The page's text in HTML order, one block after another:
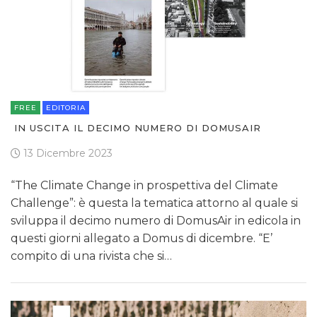
FREE EDITORIA
IN USCITA IL DECIMO NUMERO DI DOMUSAIR
13 Dicembre 2023
“The Climate Change in prospettiva del Climate
Challenge”: è questa la tematica attorno al quale si
sviluppa il decimo numero di DomusAir in edicola in
questi giorni allegato a Domus di dicembre. “E’
compito di una rivista che si…